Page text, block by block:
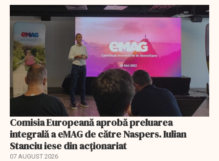
Comisia Europeană aprobă preluarea
integrală a eMAG de către Naspers. Iulian
Stanciu iese din acționariat
07 AUGUST 2026